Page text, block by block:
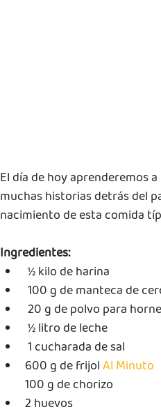
El día de hoy aprenderemos
muchas historias detrás del
nacimiento de esta comida
Ingredientes:
½ kilo de harina
100 g de manteca de
20 g de polvo para
½ litro de leche
1 cucharada de sal
600 g de frijol Al Minuto
100 g de chorizo
2 huevos